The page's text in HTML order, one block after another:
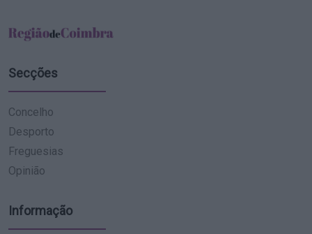
Secções
Concelho
Desporto
Freguesias
Opinião
Informação